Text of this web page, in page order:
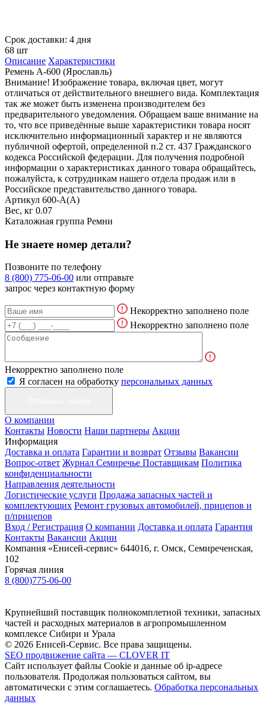
Срок доставки: 4 дня
68 шт
Описание Характеристики
Ремень А-600 (Ярославль)
Внимание! Изображение товара, включая цвет, могут
отличаться от действительного внешнего вида. Комплектация
так же может быть изменена производителем без
предварительного уведомления. Обращаем ваше внимание на
то, что все приведённые выше характеристики товара носят
исключительно информационный характер и не являются
публичной офертой, определенной п.2 ст. 437 Гражданского
кодекса Российской федерации. Для получения подробной
информации о характеристиках данного товара обращайтесь,
пожалуйста, к сотрудникам нашего отдела продаж или в
Российское представительство данного товара.
Артикул 600-A(А)
Вес, кг 0.07
Каталожная группа Ремни
Не знаете номер детали?
Позвоните по телефону
8 (800) 775-06-00 или отправьте
запрос через контактную форму
Некорректно заполнено поле
Некорректно заполнено поле
Некорректно заполнено поле
Я согласен на обработку персональных данных
О компании
Контакты Новости Наши партнеры Акции
Информация
Доставка и оплата Гарантии и возврат Отзывы Вакансии
Вопрос-ответ Журнал Семиречье Поставщикам Политика
конфиденциальности
Направления деятельности
Логистические услуги Продажа запасных частей и
комплектующих Ремонт грузовых автомобилей, прицепов и
п/прицепов
Вход / Регистрация О компании Доставка и оплата Гарантия
Контакты Вакансии Акции
Компания «Енисей-сервис» 644016, г. Омск, Семиреченская,
102
Горячая линия
8 (800)775-06-00
Крупнейший поставщик полнокомплетной техники, запасных
частей и расходных материалов в агропромышленном
комплексе Сибири и Урала
© 2026 Енисей-Сервис. Все права защищены.
SEO продвижение сайта — CLOVER IT
Сайт использует файлы Cookie и данные об ip-адресе
пользователя. Продолжая пользоваться сайтом, вы
автоматически с этим соглашаетесь. Обработка персональных
данных